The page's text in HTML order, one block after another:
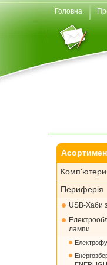
Головна
Комп'ютери
Периферія
USB-Хаби
лампи